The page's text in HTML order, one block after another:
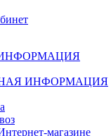
ИНФОРМАЦИЯ
магазине